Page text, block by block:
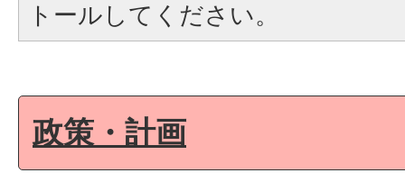
トールしてください。
政策・計画